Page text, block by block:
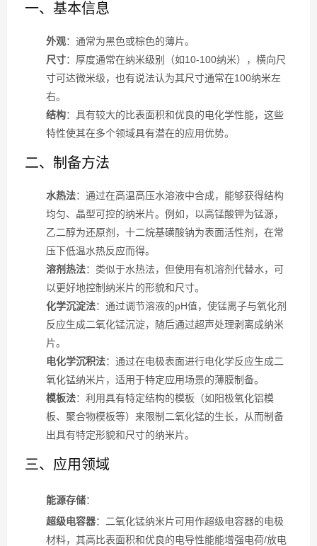
一、基本信息
外观：通常为黑色或棕色的薄片。
尺寸：厚度通常在纳米级别（如10-100纳米），横向尺
寸可达微米级，也有说法认为其尺寸通常在100纳米左
右。
结构：具有较大的比表面积和优良的电化学性能，这些
特性使其在多个领域具有潜在的应用优势。
二、制备方法
水热法：通过在高温高压水溶液中合成，能够获得结构
均匀、晶型可控的纳米片。例如，以高锰酸钾为锰源，
乙二醇为还原剂，十二烷基磺酸钠为表面活性剂，在常
压下低温水热反应而得。
溶剂热法：类似于水热法，但使用有机溶剂代替水，可
以更好地控制纳米片的形貌和尺寸。
化学沉淀法：通过调节溶液的pH值，使锰离子与氧化剂
反应生成二氧化锰沉淀，随后通过超声处理剥离成纳米
片。
电化学沉积法：通过在电极表面进行电化学反应生成二
氧化锰纳米片，适用于特定应用场景的薄膜制备。
模板法：利用具有特定结构的模板（如阳极氧化铝模
板、聚合物模板等）来限制二氧化锰的生长，从而制备
出具有特定形貌和尺寸的纳米片。
三、应用领域
能源存储：
超级电容器：二氧化锰纳米片可用作超级电容器的电极
材料，其高比表面积和优良的电导性能能增强电荷/放电